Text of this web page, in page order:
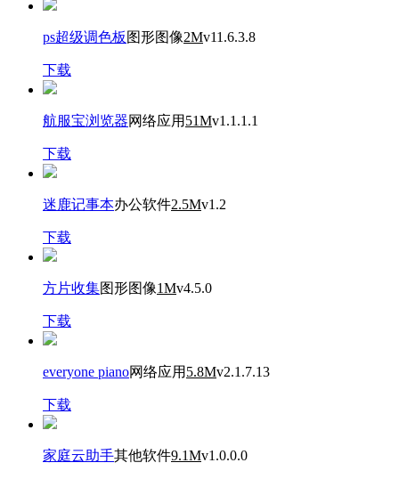
ps超级调色板 图形图像2Mv11.6.3.8
下载
航服宝浏览器网络应用 51Mv1.1.1.1
下载
迷鹿记事本办公软件2.5Mv1.2
下载
方片收集图形图像1Mv4.5.0
下载
everyone piano网络应用 5.8Mv2.1.7.13
下载
家庭云助手其他软件9.1Mv1.0.0.0